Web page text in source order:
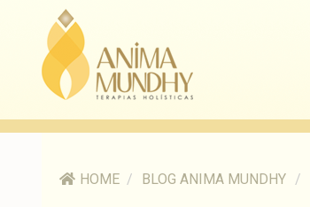
HOME / BLOG ANIMA MUNDHY /